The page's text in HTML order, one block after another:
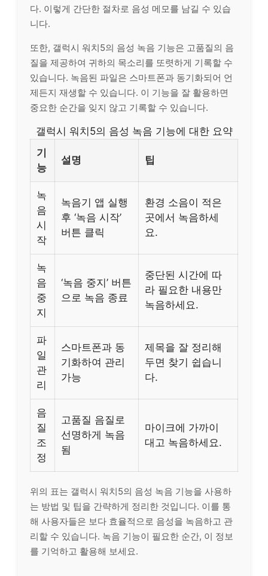
다. 이렇게 간단한 절차로 음성 메모를 남길 수 있습
니다.
또한, 갤럭시 워치5의 음성 녹음 기능은 고품질의 음
질을 제공하여 귀하의 목소리를 또렷하게 기록할 수
있습니다. 녹음된 파일은 스마트폰과 동기화되어 언
제든지 재생할 수 있습니다. 이 기능을 잘 활용하면
중요한 순간을 잊지 않고 기록할 수 있습니다.
갤럭시 워치5의 음성 녹음 기능에 대한 요약
기
능
설명 팁
녹
음
시
작
녹음기 앱 실행
후 ‘녹음 시작’
버튼 클릭
환경 소음이 적은
곳에서 녹음하세
요.
녹
음
중
지
‘녹음 중지’ 버튼
으로 녹음 종료
중단된 시간에 따
라 필요한 내용만
녹음하세요.
파
일
관
리
스마트폰과 동
기화하여 관리
가능
제목을 잘 정리해
두면 찾기 쉽습니
다.
음
질
조
정
고품질 음질로
선명하게 녹음
됨
마이크에 가까이
대고 녹음하세요.
위의 표는 갤럭시 워치5의 음성 녹음 기능을 사용하
는 방법 및 팁을 간략하게 정리한 것입니다. 이를 통
해 사용자들은 보다 효율적으로 음성을 녹음하고 관
리할 수 있습니다. 녹음 기능이 필요한 순간, 이 정보
를 기억하고 활용해 보세요.